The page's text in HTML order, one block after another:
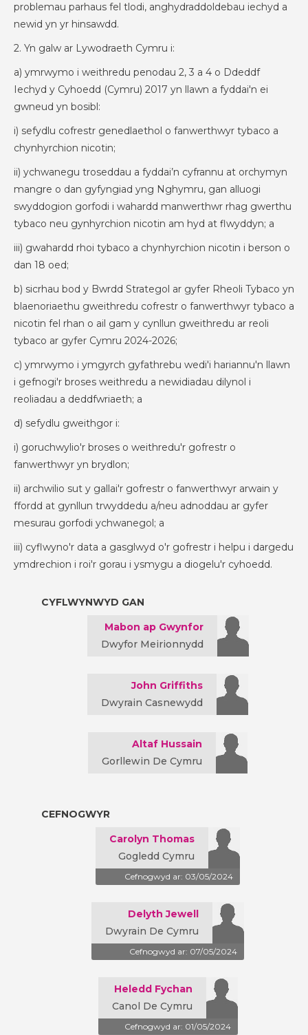
problemau parhaus fel tlodi, anghydraddoldebau iechyd a
newid yn yr hinsawdd.
2. Yn galw ar Lywodraeth Cymru i:
a) ymrwymo i weithredu penodau 2, 3 a 4 o Ddeddf
Iechyd y Cyhoedd (Cymru) 2017 yn llawn a fyddai'n ei
gwneud yn bosibl:
i) sefydlu cofrestr genedlaethol o fanwerthwyr tybaco a
chynhyrchion nicotin;
ii) ychwanegu troseddau a fyddai’n cyfrannu at orchymyn
mangre o dan gyfyngiad yng Nghymru, gan alluogi
swyddogion gorfodi i wahardd manwerthwr rhag gwerthu
tybaco neu gynhyrchion nicotin am hyd at flwyddyn; a
iii) gwahardd rhoi tybaco a chynhyrchion nicotin i berson o
dan 18 oed;
b) sicrhau bod y Bwrdd Strategol ar gyfer Rheoli Tybaco yn
blaenoriaethu gweithredu cofrestr o fanwerthwyr tybaco a
nicotin fel rhan o ail gam y cynllun gweithredu ar reoli
tybaco ar gyfer Cymru 2024-2026;
c) ymrwymo i ymgyrch gyfathrebu wedi'i hariannu'n llawn
i gefnogi'r broses weithredu a newidiadau dilynol i
reoliadau a deddfwriaeth; a
d) sefydlu gweithgor i:
i) goruchwylio'r broses o weithredu'r gofrestr o
fanwerthwyr yn brydlon;
ii) archwilio sut y gallai'r gofrestr o fanwerthwyr arwain y
ffordd at gynllun trwyddedu a/neu adnoddau ar gyfer
mesurau gorfodi ychwanegol; a
iii) cyflwyno'r data a gasglwyd o'r gofrestr i helpu i dargedu
ymdrechion i roi'r gorau i ysmygu a diogelu'r cyhoedd.
CYFLWYNWYD GAN
Mabon ap Gwynfor
Dwyfor Meirionnydd
John Griffiths
Dwyrain Casnewydd
Altaf Hussain
Gorllewin De Cymru
CEFNOGWYR
Carolyn Thomas
Gogledd Cymru
Cefnogwyd ar: 03/05/2024
Delyth Jewell
Dwyrain De Cymru
Cefnogwyd ar: 07/05/2024
Heledd Fychan
Canol De Cymru
Cefnogwyd ar: 01/05/2024